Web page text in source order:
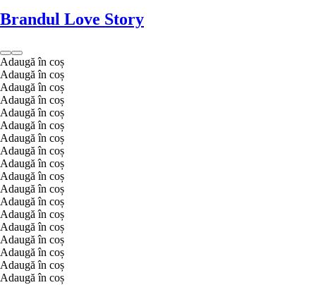
Brandul Love Story
Adaugă în coș
Adaugă în coș
Adaugă în coș
Adaugă în coș
Adaugă în coș
Adaugă în coș
Adaugă în coș
Adaugă în coș
Adaugă în coș
Adaugă în coș
Adaugă în coș
Adaugă în coș
Adaugă în coș
Adaugă în coș
Adaugă în coș
Adaugă în coș
Adaugă în coș
Adaugă în coș